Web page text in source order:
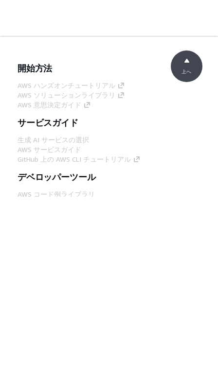
開始方法
AWS ハンズオンチュートリアル
AWS ソリューションライブラリ
AWS 意思決定ガイド
サービスガイド
生成 AI サービスの選択
AWS サービスガイド
GitHub 上の AWS CLI チュートリアル
デベロッパーツール
AWS コード例ライブラリ
上へ